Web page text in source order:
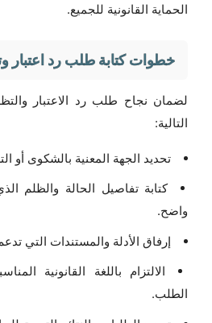
الحماية القانونية للجميع.
خطوات كتابة طلب رد اعتبار
لضمان نجاح طلب رد الاعتبار
التالية:
تحديد الجهة المعنية بالشكوى أو
كتابة تفاصيل الحالة والظلم
واضح.
إرفاق الأدلة والمستندات التي
الالتزام باللغة القانونية
الطلب.